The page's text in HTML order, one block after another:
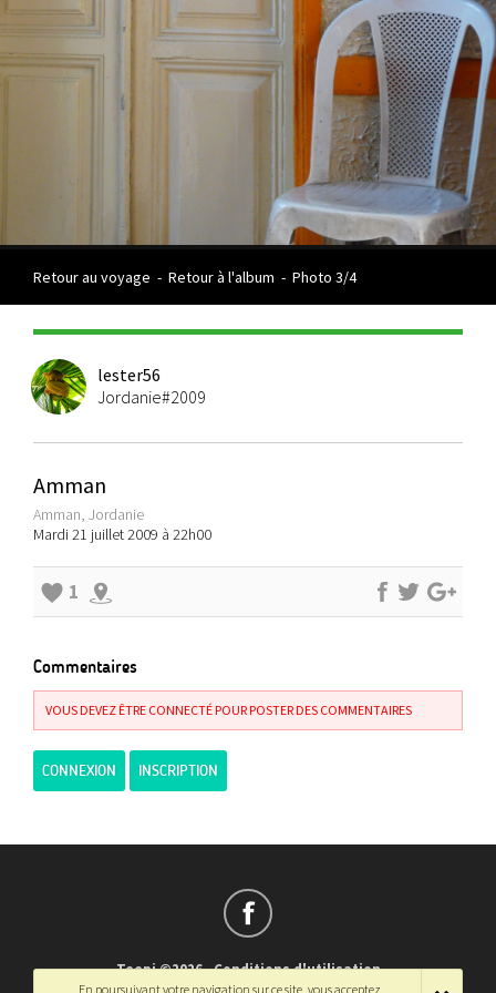
Retour au voyage - Retour à l'album - Photo 3/4
lester56
Jordanie#2009
Amman
Amman, Jordanie
Mardi 21 juillet 2009 à 22h00
1
Commentaires
VOUS DEVEZ ÊTRE CONNECTÉ POUR POSTER DES COMMENTAIRES
CONNEXION INSCRIPTION
Teepi ©2026-Conditions d'utilisation
En poursuivant votre navigation sur ce site, vous acceptez